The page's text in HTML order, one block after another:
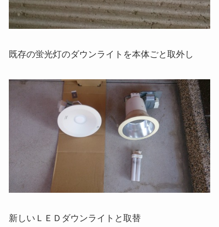
既存の蛍光灯のダウンライトを本体ごと取外し
新しいＬＥＤダウンライトと取替